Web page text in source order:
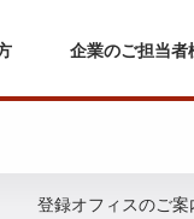
企業のご担当者
登録オフィスのご案